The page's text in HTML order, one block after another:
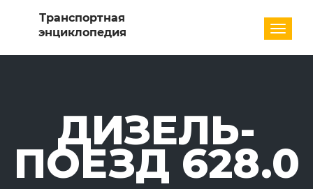
ДИЗЕЛЬ-
ПОЕЗД 628.0